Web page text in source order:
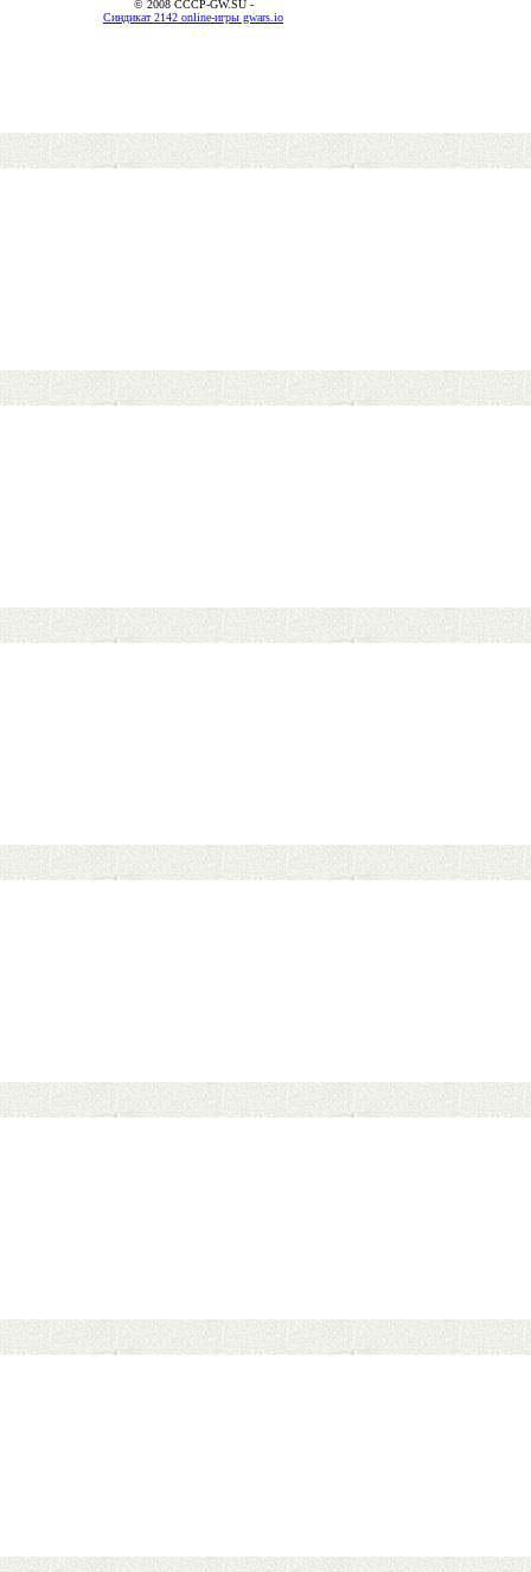
© 2008 CCCP-GW.SU -
Синдикат 2142 online-игры gwars.io